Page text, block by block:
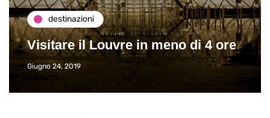
destinazioni
Visitare il Louvre in meno di 4 ore
Giugno 24, 2019